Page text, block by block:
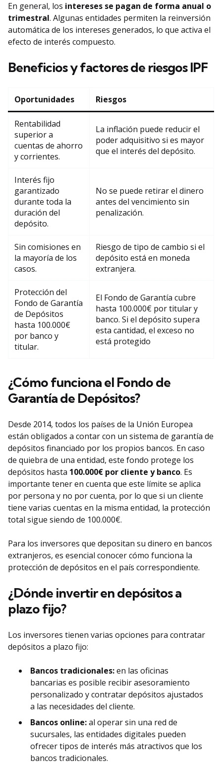
En general, los intereses se pagan de forma anual o
trimestral. Algunas entidades permiten la reinversión
automática de los intereses generados, lo que activa el
efecto de interés compuesto.
Beneficios y factores de riesgos IPF
Oportunidades Riesgos
Rentabilidad
superior a
cuentas de ahorro
y corrientes.
La inflación puede reducir el
poder adquisitivo si es mayor
que el interés del depósito.
Interés fijo
garantizado
durante toda la
duración del
depósito.
No se puede retirar el dinero
antes del vencimiento sin
penalización.
Sin comisiones en
la mayoría de los
casos.
Riesgo de tipo de cambio si el
depósito está en moneda
extranjera.
Protección del
Fondo de Garantía
de Depósitos
hasta 100.000€
por banco y
titular.
El Fondo de Garantía cubre
hasta 100.000€ por titular y
banco. Si el depósito supera
esta cantidad, el exceso no
está protegido
¿Cómo funciona el Fondo de
Garantía de Depósitos?
Desde 2014, todos los países de la Unión Europea
están obligados a contar con un sistema de garantía de
depósitos financiado por los propios bancos. En caso
de quiebra de una entidad, este fondo protege los
depósitos hasta 100.000€ por cliente y banco. Es
importante tener en cuenta que este límite se aplica
por persona y no por cuenta, por lo que si un cliente
tiene varias cuentas en la misma entidad, la protección
total sigue siendo de 100.000€.
Para los inversores que depositan su dinero en bancos
extranjeros, es esencial conocer cómo funciona la
protección de depósitos en el país correspondiente.
¿Dónde invertir en depósitos a
plazo fijo?
Los inversores tienen varias opciones para contratar
depósitos a plazo fijo:
Bancos tradicionales:en las oficinas
bancarias es posible recibir asesoramiento
personalizado y contratar depósitos ajustados
a las necesidades del cliente.
Bancos online:al operar sin una red de
sucursales, las entidades digitales pueden
ofrecer tipos de interés más atractivos que los
bancos tradicionales.